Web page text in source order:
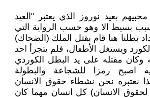
بعيد نوروز الذي يعتبر "العيد
بسيط الا وهو حسب الرواية التي
بطلنا هنا قام بقتل الملك (الضحاك)
ويستغل الأطفال، فلم يتجرأ احد
وكان مقتله على يد البطل الكوردي
اصبح رمزا للشجاعة والبطولة
نعتبره نحن نشطاء حقوق الانسان
لحقوق الانسان) كل انسان مهما كان